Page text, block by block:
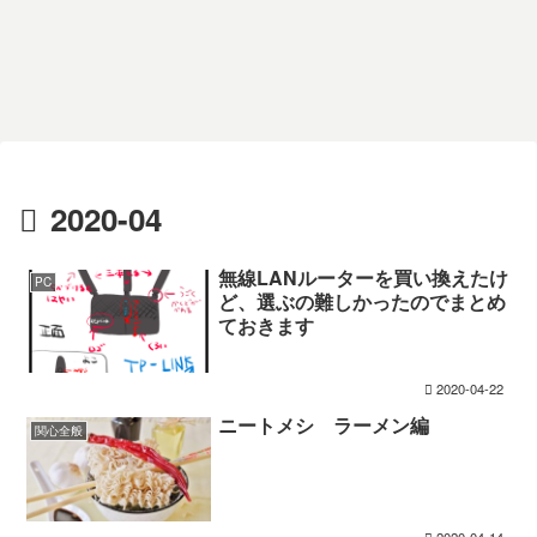
2020-04
PC
無線LANルーターを買い換えたけ
ど、選ぶの難しかったのでまとめ
ておきます
2020-04-22
関心全般 ニートメシ ラーメン編